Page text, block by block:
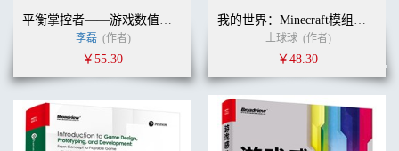
设计 142
角色描述文档 146
概念美术 147
2D美术/建模/材质工作 148
关于游戏角色开发的最后思考 149
11 关卡与任务开发 151
共同的目的 152
李磊 (作者)
￥55.30
土球球 (作者)
￥48.30